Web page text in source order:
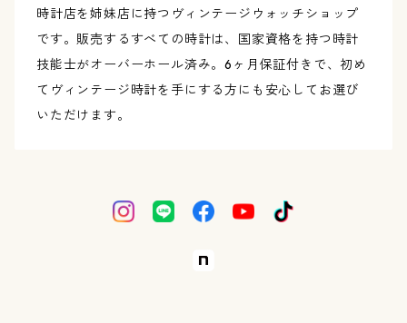
時計店を姉妹店に持つヴィンテージウォッチショップ
です。販売するすべての時計は、国家資格を持つ時計
技能士がオーバーホール済み。6ヶ月保証付きで、初め
てヴィンテージ時計を手にする方にも安心してお選び
いただけます。